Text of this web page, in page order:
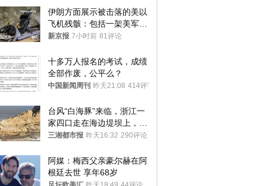
伊朗方面展示被击落的美以
飞机残骸：包括一架美军F-
15战斗机残骸以及多架无人
新京报 7小时前 81评论
十多万人报名的考试，成绩
全部作废，公平么？
中国新闻周刊 昨天21:08 414评论
台风“白海豚”来临，浙江一
家四口走在海边堤坝上，其
中9岁男孩被巨浪卷入海
三湘都市报 昨天16:32 290评论
阿媒：梅西父亲豪尔赫在阿
根廷去世 享年68岁